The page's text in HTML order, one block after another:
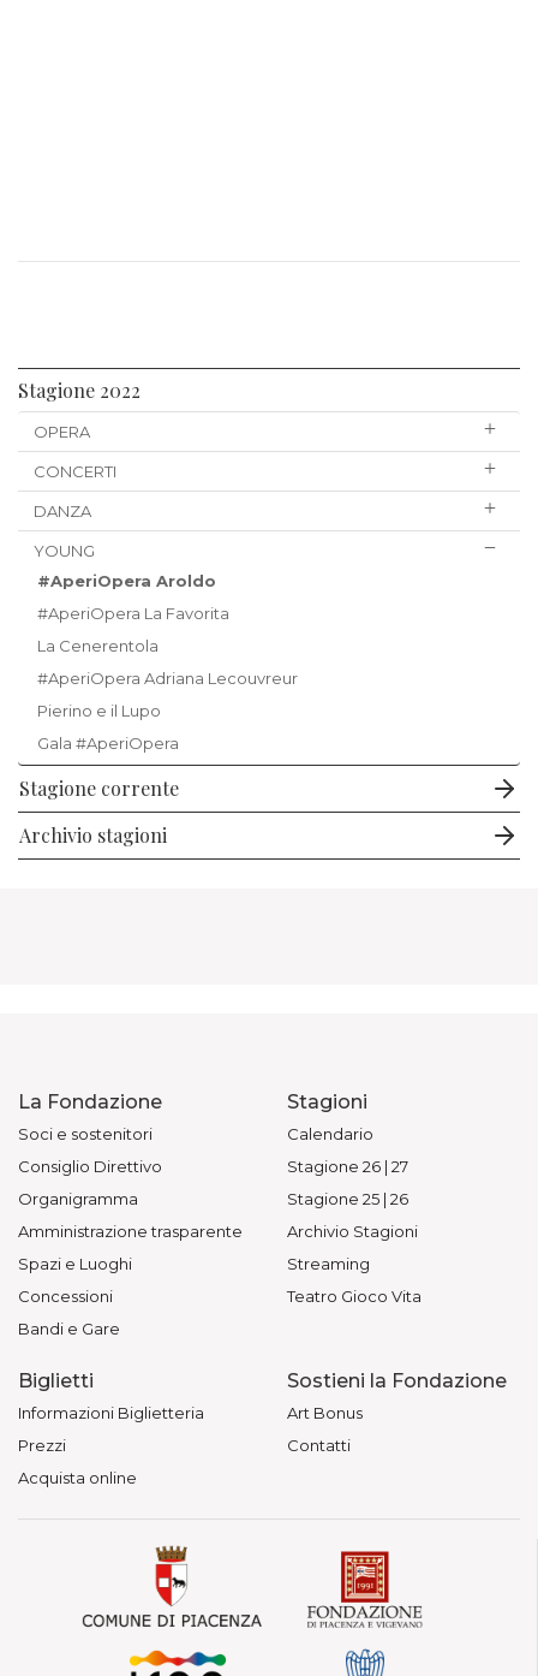
Stagione 2022
OPERA
CONCERTI
DANZA
YOUNG
#AperiOpera Aroldo
#AperiOpera La Favorita
La Cenerentola
#AperiOpera Adriana Lecouvreur
Pierino e il Lupo
Gala #AperiOpera
Stagione corrente
Archivio stagioni
La Fondazione
Soci e sostenitori
Consiglio Direttivo
Organigramma
Amministrazione trasparente
Spazi e Luoghi
Concessioni
Bandi e Gare
Stagioni
Calendario
Stagione 26 | 27
Stagione 25 | 26
Archivio Stagioni
Streaming
Teatro Gioco Vita
Biglietti
Informazioni Biglietteria
Prezzi
Acquista online
Sostieni la Fondazione
Art Bonus
Contatti